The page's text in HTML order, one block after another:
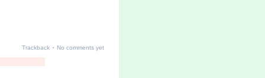
Trackback · No comments yet